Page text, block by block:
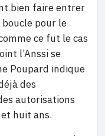
bien faire entrer
pour le
ce fut le cas
l’Anssi se
Poupard indique
des
autorisations
huit ans.